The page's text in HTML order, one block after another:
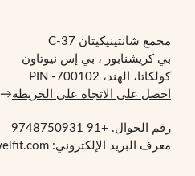
مجمع شانتينيكيتان C-37
بي كريشنابور ، بي إس نيوتاون
كولكاتا، الهند، PIN -700102
احصل على الاتجاه على الخريطة→
رقم الجوال. +91 9748750931
معرف البريد الإلكتروني: support@verywelfit.com